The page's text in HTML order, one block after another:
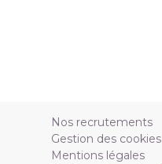
Nos recrutements
Gestion des cookies
Mentions légales